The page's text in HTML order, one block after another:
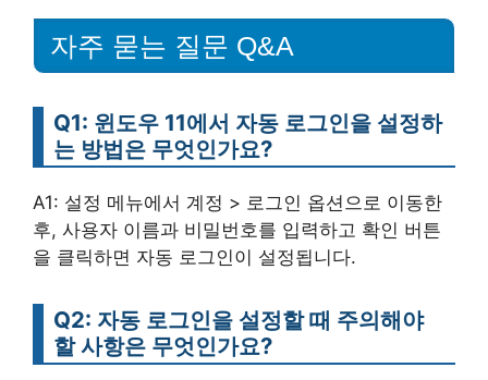
자주 묻는 질문 Q&A
Q1: 윈도우 11에서 자동 로그인을 설정하
는 방법은 무엇인가요?
A1: 설정 메뉴에서 계정 > 로그인 옵션으로 이동한
후, 사용자 이름과 비밀번호를 입력하고 확인 버튼
을 클릭하면 자동 로그인이 설정됩니다.
Q2: 자동 로그인을 설정할 때 주의해야
할 사항은 무엇인가요?